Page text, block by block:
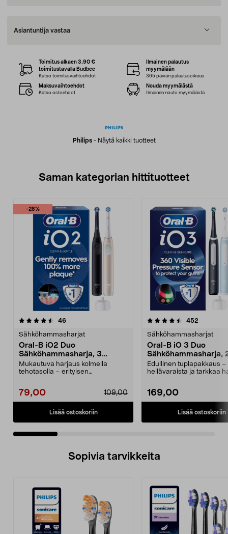
Asiantuntija vastaa
Philips- Näytä kaikki tuotteet
Toimitus alkaen 3,90 €
toimitustavalla Budbee
Katso toimitusvaihtoehdot
Ilmainen palautus
myymälään
365 päivän palautusoikeus
Maksuvaihtoehdot
Katso ostoehdot
Nouda myymälästä
Ilmainen nouto myymälästä
Saman kategorian hittituotteet
-28%
46arvostelut
Sähköhammasharjat
Oral-B iO2 Duo
Sähköhammasharja, 3
harjaustilaa, 2 kpl
Mukautuva harjaus kolmella
tehotasolla – erityisen
79,00 109,00
Lisää ostoskoriin
4.5 viidestä
452
Sähköhammasharjat
Oral-B iO 3 Duo
Sähköhammasharja,
Edullinen tuplapakkaus –
hellävaraista ja tarkkaa
169,00
Lisää ostoskoriin
5.0 viidestä
Sopivia tarvikkeita